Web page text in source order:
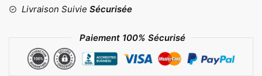
Livraison Suivie Sécurisée
Paiement 100% Sécurisé